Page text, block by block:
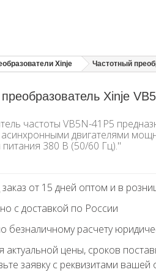
Xinje Частотный
Xinje
частоты VB5N-41P5
двигателями
380 В (50/60 Гц)."
от 15 дней оптом и в
с доставкой по России
безналичному расчету
актуальной цены, сроков
заявку с реквизитами вашей